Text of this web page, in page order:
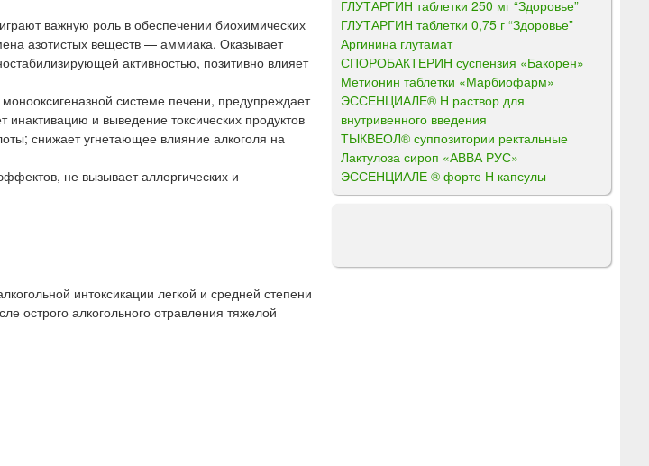
важную роль в обеспечении биохимических
азотистых веществ — аммиака. Оказывает
активностью, позитивно влияет
системе печени, предупреждает
и выведение токсических продуктов
снижает угнетающее влияние алкоголя на
не вызывает аллергических и
интоксикации легкой и средней степени
острого алкогольного отравления тяжелой
ГЛУТАРГИН таблетки 250 мг “Здоровье”
ГЛУТАРГИН таблетки 0,75 г “Здоровье”
Аргинина глутамат
СПОРОБАКТЕРИН суспензия «Бакорен»
Метионин таблетки «Марбиофарм»
ЭССЕНЦИАЛЕ® Н раствор для
внутривенного введения
ТЫКВЕОЛ® суппозитории ректальные
Лактулоза сироп «АВВА РУС»
ЭССЕНЦИАЛЕ ® форте Н капсулы